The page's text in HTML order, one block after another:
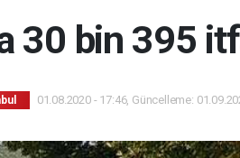
30 bin 395
01.08.2020 - 17:46, Güncelleme: